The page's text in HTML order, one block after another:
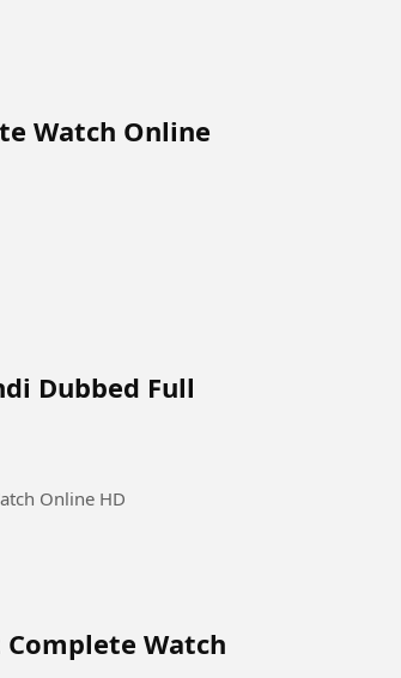
Watch Online
Dubbed Full
Online HD
Complete Watch